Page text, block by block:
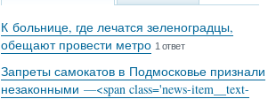
К больнице, где лечатся зеленоградцы,
обещают провести метро 1 ответ
Запреты самокатов в Подмосковье признали
незаконными —<span class='news-item__text-